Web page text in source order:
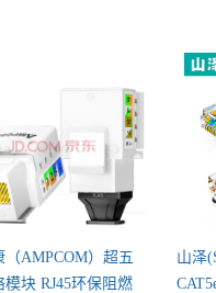
（AMPCOM）超五
模块 RJ45环保阻燃
山泽